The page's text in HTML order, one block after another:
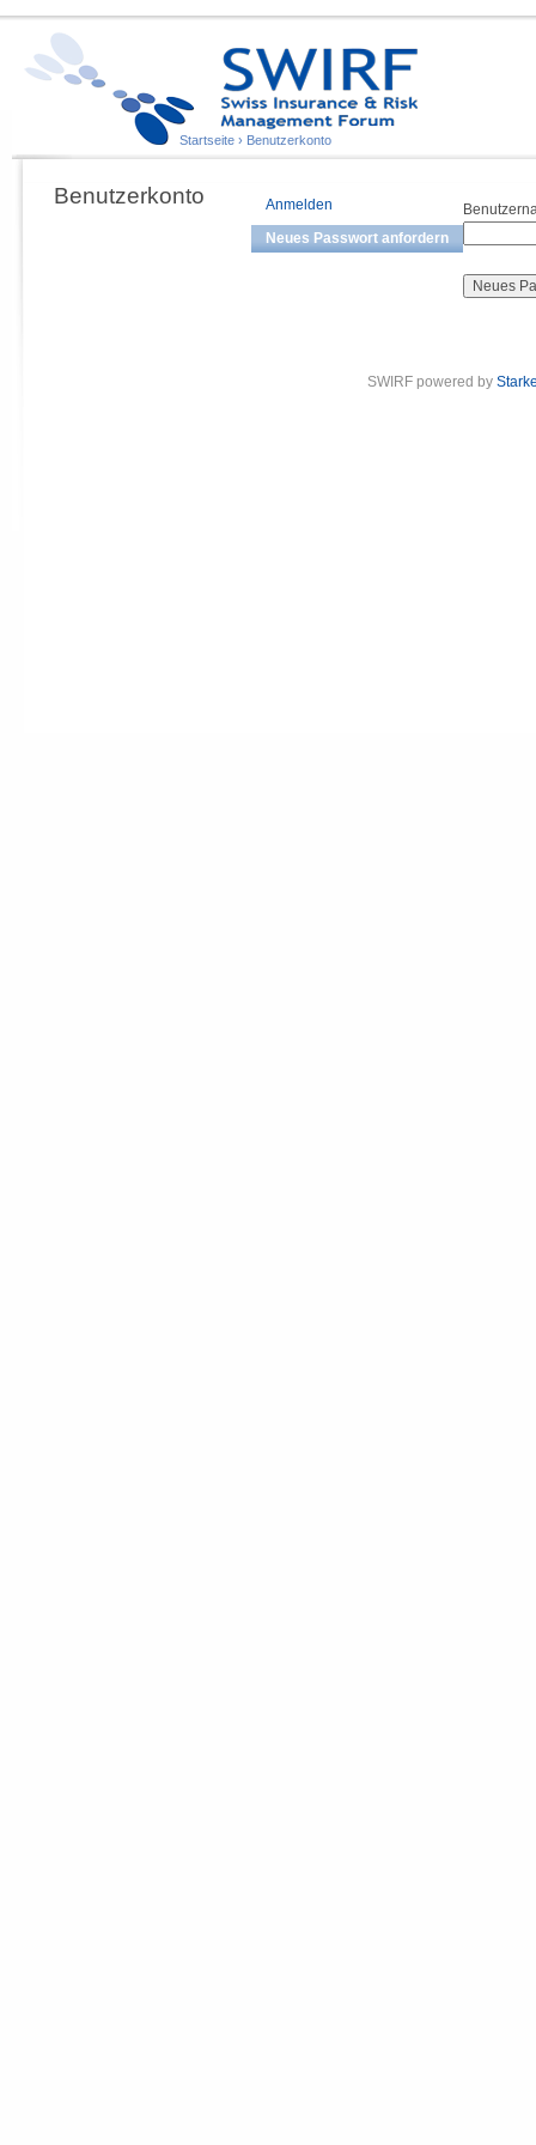
Startseite › Benutzerkonto
Benutzerkonto
Anmelden
Neues Passwort anfordern
SWIRF powered by